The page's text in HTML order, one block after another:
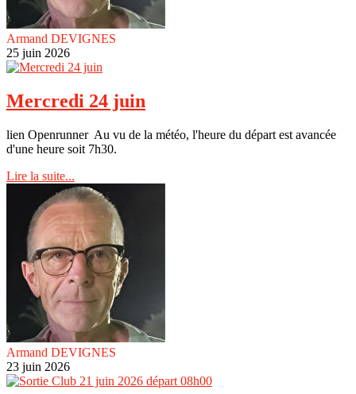
Armand DEVIGNES
25 juin 2026
Mercredi 24 juin
lien Openrunner Au vu de la météo, l'heure du départ est avancée
d'une heure soit 7h30.
Lire la suite...
Armand DEVIGNES
23 juin 2026